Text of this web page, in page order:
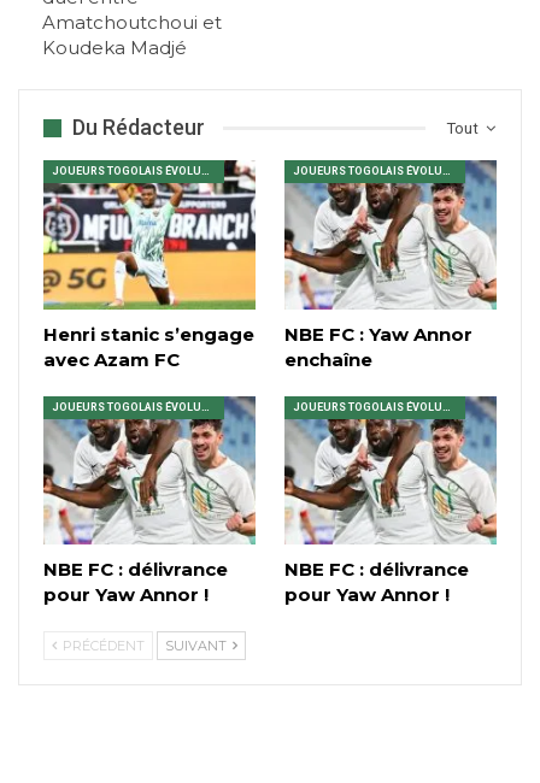
Amatchoutchoui et
Koudeka Madjé
Tout
Du Rédacteur
JOUEURS TOGOLAIS ÉVOLUANT EN AFRIQUE
Henri stanic s’engage
avec Azam FC
JOUEURS TOGOLAIS ÉVOLUANT EN AFRIQUE
NBE FC : Yaw Annor
enchaîne
NBE FC : délivrance
pour Yaw Annor !
NBE FC : délivrance
pour Yaw Annor !
PRÉCÉDENT SUIVANT